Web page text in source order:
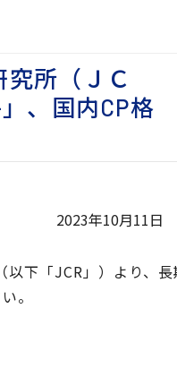
所（ＪＣ
、国内CP格
2023年10月11日
「JCR」）より、
。